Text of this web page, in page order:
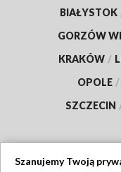
BIAŁYSTOK
GORZÓW
KRAKÓW /
OPOLE /
SZCZECIN
Szanujemy Twoją